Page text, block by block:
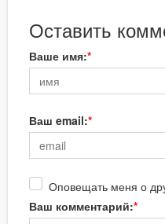
Оставить
Ваше имя:
Ваш email:
Оповещать меня о
Ваш комментарий: